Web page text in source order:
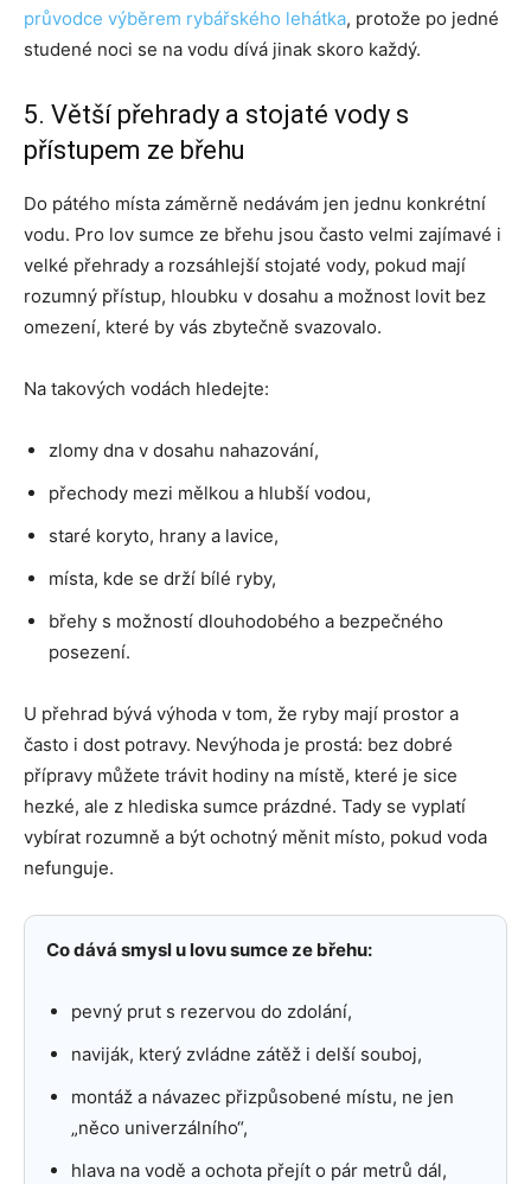
průvodce výběrem rybářského lehátka, protože po jedné
studené noci se na vodu dívá jinak skoro každý.
5. Větší přehrady a stojaté vody s
přístupem ze břehu
Do pátého místa záměrně nedávám jen jednu konkrétní
vodu. Pro lov sumce ze břehu jsou často velmi zajímavé i
velké přehrady a rozsáhlejší stojaté vody, pokud mají
rozumný přístup, hloubku v dosahu a možnost lovit bez
omezení, které by vás zbytečně svazovalo.
Na takových vodách hledejte:
zlomy dna v dosahu nahazování,
přechody mezi mělkou a hlubší vodou,
staré koryto, hrany a lavice,
místa, kde se drží bílé ryby,
břehy s možností dlouhodobého a bezpečného
posezení.
U přehrad bývá výhoda v tom, že ryby mají prostor a
často i dost potravy. Nevýhoda je prostá: bez dobré
přípravy můžete trávit hodiny na místě, které je sice
hezké, ale z hlediska sumce prázdné. Tady se vyplatí
vybírat rozumně a být ochotný měnit místo, pokud voda
nefunguje.
Co dává smysl u lovu sumce ze břehu:
pevný prut s rezervou do zdolání,
naviják, který zvládne zátěž i delší souboj,
montáž a návazec přizpůsobené místu, ne jen
„něco univerzálního“,
hlava na vodě a ochota přejít o pár metrů dál,